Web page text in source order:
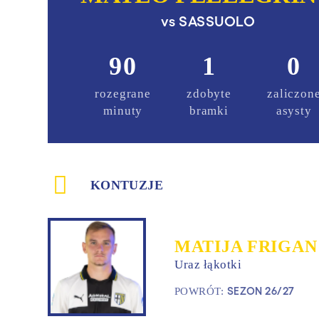
vs SASSUOLO
90
rozegrane
minuty
1
zdobyte
bramki
0
asysty
KONTUZJE
MATIJA FRIGAN
Uraz łąkotki
POWRÓT: SEZON 26/27